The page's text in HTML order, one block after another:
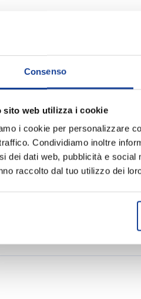
Consenso
sito web utilizza i cookie
i cookie per personalizzare
Condividiamo inoltre
dei dati web, pubblicità e
raccolto dal tuo utilizzo dei
progettate per offrire
il peso ridotto e la
confortevole. Dotate di D-Ring
il tallone e puntale
ideali per affrontare qualsiasi
riciclato assicurano
comfort leggero e
pari su superfici asciutte